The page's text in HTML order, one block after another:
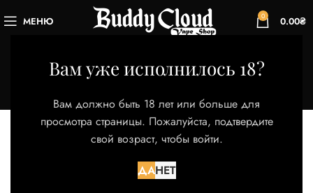
Вам уже исполнилось 18?
Вам должно быть 18 лет или больше для
просмотра страницы. Пожалуйста, подтвердите
свой возраст, чтобы войти.
ДАНЕТ
МЕНЮ 0 0.00₴
Strawberry Grapes
Категории
Товар Вкус
Strawberry Grapes